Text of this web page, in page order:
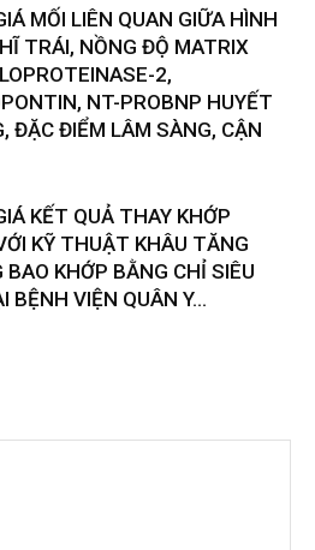
MỐI LIÊN QUAN GIỮA HÌNH
TRÁI, NỒNG ĐỘ MATRIX
2,
NT-PROBNP HUYẾT
ĐẶC ĐIỂM LÂM SÀNG, CẬN
KẾT QUẢ THAY KHỚP
KỸ THUẬT KHÂU TĂNG
BAO KHỚP BẰNG CHỈ SIÊU
BỆNH VIỆN QUÂN Y...